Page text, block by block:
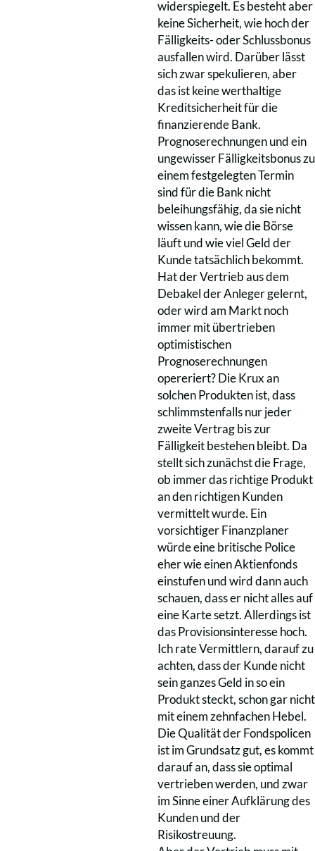
widerspiegelt. Es besteht aber
keine Sicherheit, wie hoch der
Fälligkeits- oder Schlussbonus
ausfallen wird. Darüber lässt
sich zwar spekulieren, aber
das ist keine werthaltige
Kreditsicherheit für die
finanzierende Bank.
Prognoserechnungen und ein
ungewisser Fälligkeitsbonus zu
einem festgelegten Termin
sind für die Bank nicht
beleihungsfähig, da sie nicht
wissen kann, wie die Börse
läuft und wie viel Geld der
Kunde tatsächlich bekommt.
Hat der Vertrieb aus dem
Debakel der Anleger gelernt,
oder wird am Markt noch
immer mit übertrieben
optimistischen
Prognoserechnungen
opereriert? Die Krux an
solchen Produkten ist, dass
schlimmstenfalls nur jeder
zweite Vertrag bis zur
Fälligkeit bestehen bleibt. Da
stellt sich zunächst die Frage,
ob immer das richtige Produkt
an den richtigen Kunden
vermittelt wurde. Ein
vorsichtiger Finanzplaner
würde eine britische Police
eher wie einen Aktienfonds
einstufen und wird dann auch
schauen, dass er nicht alles auf
eine Karte setzt. Allerdings ist
das Provisionsinteresse hoch.
Ich rate Vermittlern, darauf zu
achten, dass der Kunde nicht
sein ganzes Geld in so ein
Produkt steckt, schon gar nicht
mit einem zehnfachen Hebel.
Die Qualität der Fondspolicen
ist im Grundsatz gut, es kommt
darauf an, dass sie optimal
vertrieben werden, und zwar
im Sinne einer Aufklärung des
Kunden und der
Risikostreuung.